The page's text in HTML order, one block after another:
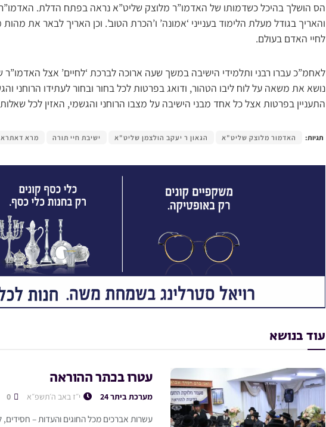
הס הושלך בהיכל כשדמותו של האדמו”ר מלוצק שליט”א נראה בפתח הדלת.
והאריך בגודל מעלת הלימוד בענייני ‘אמונה’ ו’הכרת הטוב’. וכן האריך לבאר את
לחיי האדם בעולם.
לאחמ”כ עברו רבני ותלמידי הישיבה במשך שעה ארוכה לברכת ‘לחיים’ אצל
נושא את משאה על לוח ליבו הטהור, ודואג בפרטות לכל בחור ובחור לעתידו הרוחני
התעניין בפרטות אצל כל אחד מבני הישיבה על מצבו הרוחני והגשמי, האזין לכל
תגיות: האדמור מלוצק שליט"א הגאון ר יעקב הולצמן שליט"א ישיבת חיי תורה מרא דאתרא
עוד בנושא
עטרו בכתר ההוראה
מערכת ביתר 24 י״ז באב ה׳תשפ״א
עשרות אברכים מכל החוגים והעדות – חסידים,